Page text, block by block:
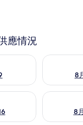
應情況
的供應情況
8
查看明天
16) 的供應情況
8
查看下週